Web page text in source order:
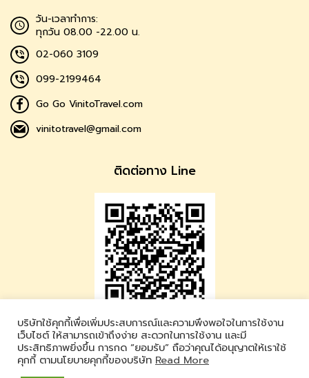
บริษัทใช้คุกกี้เพื่อเพิ่มประสบการณ์และความพึงพอใจในการใช้งาน
เว็บไซต์ ให้สามารถเข้าถึงง่าย สะดวกในการใช้งาน และมี
ประสิทธิภาพยิ่งขึ้น การกด “ยอมรับ” ถือว่าคุณได้อนุญาตให้เราใช้
คุกกี้ ตามนโยบายคุกกี้ของบริษัท Read More
วัน-เวลาทำการ:
ทุกวัน 08.00 -22.00 น.
02-060 3109
099-2199464
Go Go VinitoTravel.com
vinitotravel@gmail.com
ติดต่อทาง Line
Vinito Travel
LINE ID : @vinitotravel